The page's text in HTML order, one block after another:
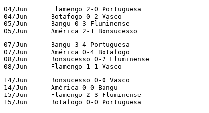
04/Jun      Flamengo 2-0 Portuguesa
04/Jun      Botafogo 0-2 Vasco
05/Jun      Bangu 0-3 Fluminense
05/Jun      América 2-1 Bonsucesso
07/Jun      Bangu 3-4 Portuguesa
07/Jun      América 0-4 Botafogo
08/Jun      Bonsucesso 0-2 Fluminense
08/Jun      Flamengo 1-1 Vasco
14/Jun      Bonsucesso 0-0 Vasco
14/Jun      América 0-0 Bangu
15/Jun      Flamengo 2-3 Fluminense
15/Jun      Botafogo 0-0 Portuguesa